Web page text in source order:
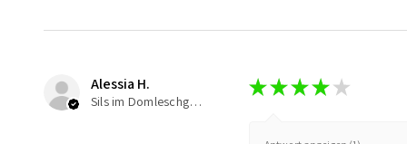
Alessia H.
Sils im Domleschg, Switzerland
★★★★ ★